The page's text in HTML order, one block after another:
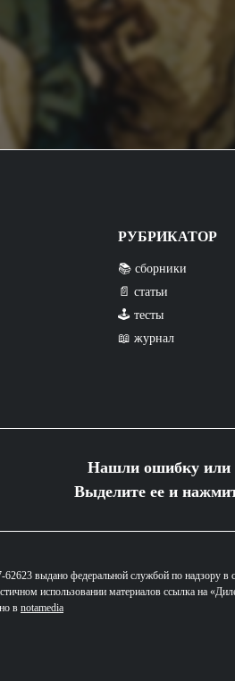
РУБРИКАТОР
📚 сборники
📄 статьи
🕹️ тесты
📖 журнал
Нашли ошибку или
Выделите ее и
выдано федеральной службой по надзору
использовании материалов ссылка на
в notamedia